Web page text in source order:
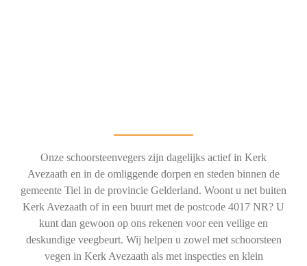
Onze schoorsteenvegers zijn dagelijks actief in Kerk
Avezaath en in de omliggende dorpen en steden binnen de
gemeente Tiel in de provincie Gelderland. Woont u net buiten
Kerk Avezaath of in een buurt met de postcode 4017 NR? U
kunt dan gewoon op ons rekenen voor een veilige en
deskundige veegbeurt. Wij helpen u zowel met schoorsteen
vegen in Kerk Avezaath als met inspecties en klein